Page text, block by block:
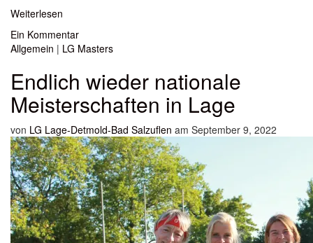
Weiterlesen
Ein Kommentar
Allgemein | LG Masters
Endlich wieder nationale
Meisterschaften in Lage
von LG Lage-Detmold-Bad Salzuflen am September 9, 2022